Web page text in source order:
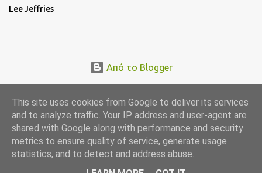
Lee Jeffries
Από το Blogger
This site uses cookies from Google to deliver its services
and to analyze traffic. Your IP address and user-agent are
shared with Google along with performance and security
metrics to ensure quality of service, generate usage
statistics, and to detect and address abuse.